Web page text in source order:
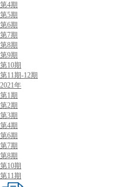
第4期
第5期
第6期
第7期
第8期
第9期
第10期
第11期-12期
2021年
第1期
第2期
第3期
第4期
第6期
第7期
第8期
第10期
第11期